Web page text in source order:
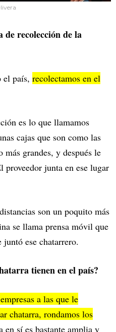
de recolección de la
el país, recolectamos en el
es lo que llamamos
cajas que son como las
más grandes, y después le
proveedor junta en ese lugar
son un poquito más
se llama prensa móvil que
ese chatarrero.
tienen en el país?
a las que le
chatarra, rondamos los
en sí es bastante amplia y